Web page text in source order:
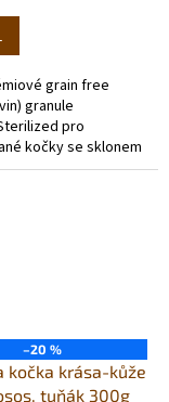
grain free
granule
pro
kočky se sklonem
a ty, kteří tráví
doma. Krmivo...
–20 %
kočka krása-kůže
tuňák 300g